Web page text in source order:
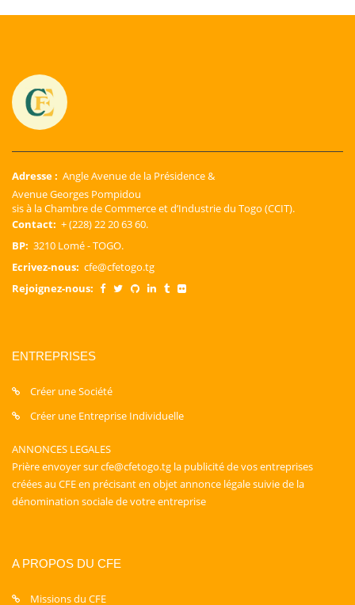
Adresse : Angle Avenue de la Présidence &
Avenue Georges Pompidou
sis à la Chambre de Commerce et d’Industrie du Togo (CCIT).
Contact: + (228) 22 20 63 60.
BP: 3210 Lomé - TOGO.
Ecrivez-nous: cfe@cfetogo.tg
Rejoignez-nous:
ENTREPRISES
Créer une Société
Créer une Entreprise Individuelle
ANNONCES LEGALES
Prière envoyer sur cfe@cfetogo.tg la publicité de vos entreprises
créées au CFE en précisant en objet annonce légale suivie de la
dénomination sociale de votre entreprise
A PROPOS DU CFE
Missions du CFE